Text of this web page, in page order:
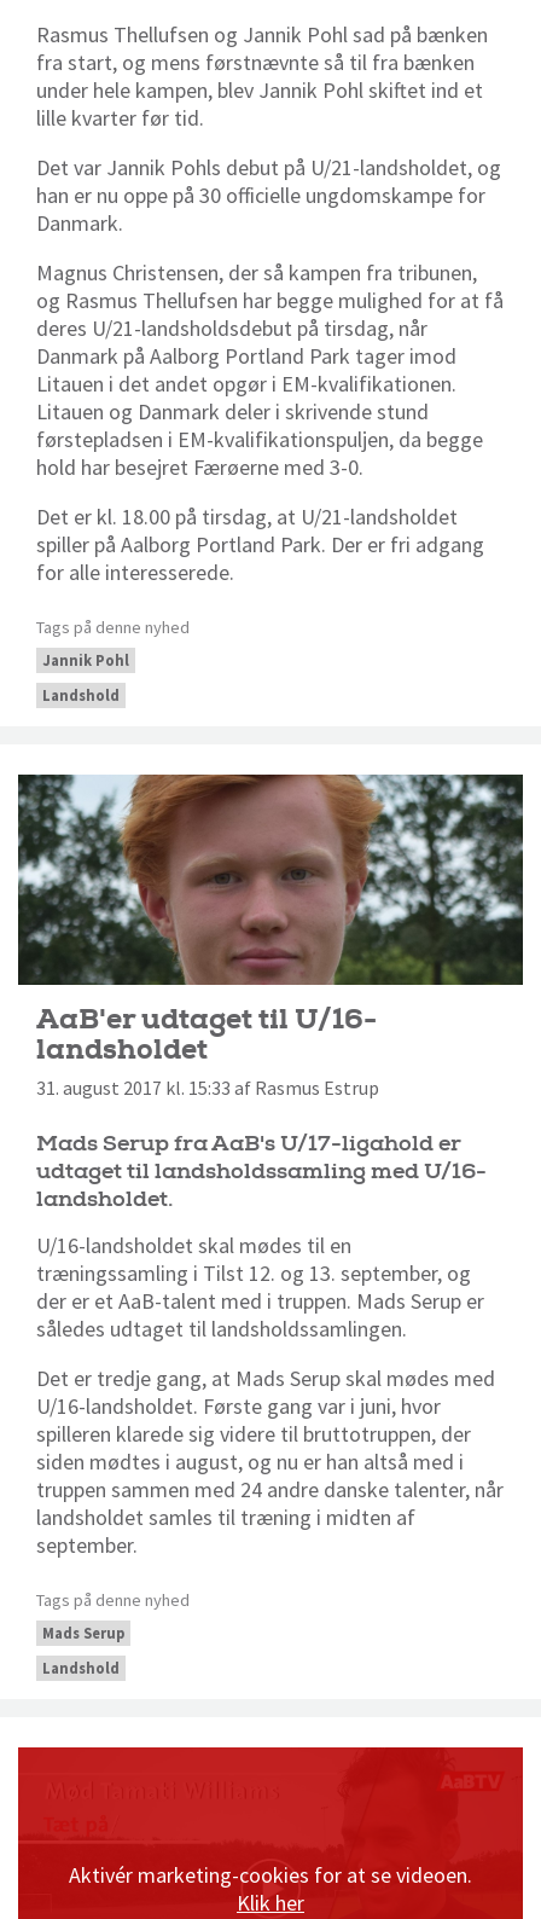
Rasmus Thellufsen og Jannik Pohl sad på bænken
fra start, og mens førstnævnte så til fra bænken
under hele kampen, blev Jannik Pohl skiftet ind et
lille kvarter før tid.
Det var Jannik Pohls debut på U/21-landsholdet, og
han er nu oppe på 30 officielle ungdomskampe for
Danmark.
Magnus Christensen, der så kampen fra tribunen,
og Rasmus Thellufsen har begge mulighed for at få
deres U/21-landsholdsdebut på tirsdag, når
Danmark på Aalborg Portland Park tager imod
Litauen i det andet opgør i EM-kvalifikationen.
Litauen og Danmark deler i skrivende stund
førstepladsen i EM-kvalifikationspuljen, da begge
hold har besejret Færøerne med 3-0.
Det er kl. 18.00 på tirsdag, at U/21-landsholdet
spiller på Aalborg Portland Park. Der er fri adgang
for alle interesserede.
Tags på denne nyhed
Jannik Pohl
Landshold
AaB'er udtaget til U/16-
landsholdet
31. august 2017 kl. 15:33 af Rasmus Estrup
Mads Serup fra AaB's U/17-ligahold er
udtaget til landsholdssamling med U/16-
landsholdet.
U/16-landsholdet skal mødes til en
træningssamling i Tilst 12. og 13. september, og
der er et AaB-talent med i truppen. Mads Serup er
således udtaget til landsholdssamlingen.
Det er tredje gang, at Mads Serup skal mødes med
U/16-landsholdet. Første gang var i juni, hvor
spilleren klarede sig videre til bruttotruppen, der
siden mødtes i august, og nu er han altså med i
truppen sammen med 24 andre danske talenter, når
landsholdet samles til træning i midten af
september.
Tags på denne nyhed
Mads Serup
Landshold
Aktivér marketing-cookies for at se videoen.
Klik her